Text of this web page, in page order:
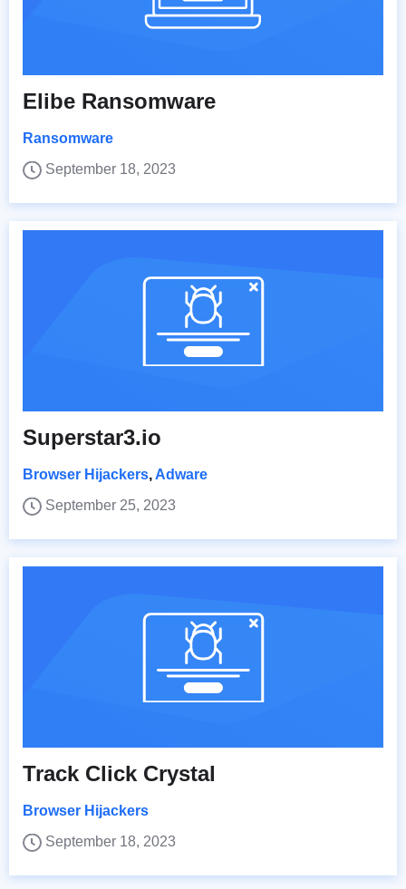
Elibe Ransomware
Ransomware
September 18, 2023
Superstar3.io
Browser Hijackers, Adware
September 25, 2023
Track Click Crystal
Browser Hijackers
September 18, 2023